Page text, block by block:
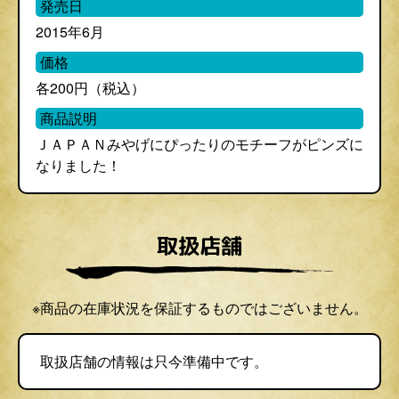
発売日
2015年6月
価格
各200円（税込）
商品説明
ＪＡＰＡＮみやげにぴったりのモチーフがピンズに
なりました！
取扱店舗
※商品の在庫状況を保証するものではございません。
取扱店舗の情報は只今準備中です。